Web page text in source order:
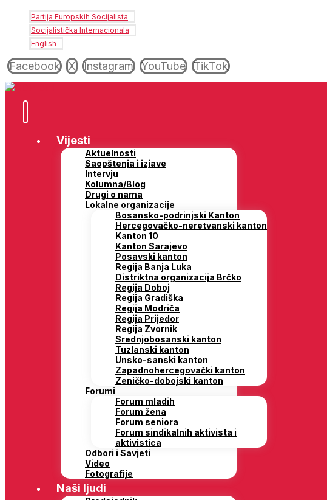
Partija Europskih Socijalista
Socijalistička Internacionala
English
Facebook X Instagram YouTube TikTok
Vijesti
Aktuelnosti
Saopštenja i izjave
Intervju
Kolumna/Blog
Drugi o nama
Lokalne organizacije
Bosansko-podrinjski Kanton
Hercegovačko-neretvanski kanton
Kanton 10
Kanton Sarajevo
Posavski kanton
Regija Banja Luka
Distriktna organizacija Brčko
Regija Doboj
Regija Gradiška
Regija Modriča
Regija Prijedor
Regija Zvornik
Srednjobosanski kanton
Tuzlanski kanton
Unsko-sanski kanton
Zapadnohercegovački kanton
Zeničko-dobojski kanton
Forumi
Forum mladih
Forum žena
Forum seniora
Forum sindikalnih aktivista i
aktivistica
Odbori i Savjeti
Video
Fotografije
Naši ljudi